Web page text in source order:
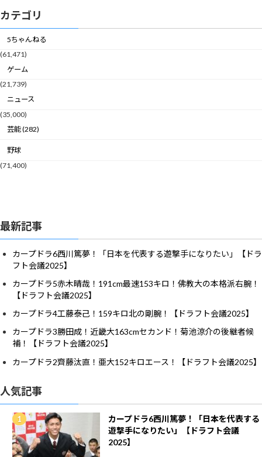
カテゴリ
5ちゃんねる
(61,471)
ゲーム
(21,739)
ニュース
(35,000)
芸能 (282)
野球
(71,400)
最新記事
カープドラ6西川篤夢！「日本を代表する遊撃手になりたい」【ドラ
フト会議2025】
カープドラ5赤木晴哉！191cm最速153キロ！佛教大の本格派右腕！
【ドラフト会議2025】
カープドラ4工藤泰己！159キロ北の剛腕！【ドラフト会議2025】
カープドラ3勝田成！近畿大163cmセカンド！菊池涼介の後継者候
補！【ドラフト会議2025】
カープドラ2齊藤汰直！亜大152キロエース！【ドラフト会議2025】
人気記事
カープドラ6西川篤夢！「日本を代表する
遊撃手になりたい」【ドラフト会議
2025】